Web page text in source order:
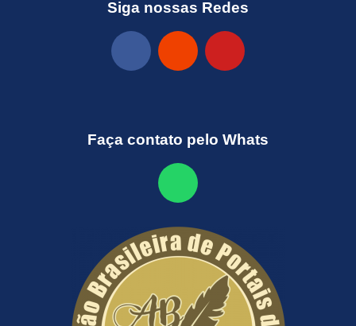
Siga nossas Redes
Faça contato pelo Whats